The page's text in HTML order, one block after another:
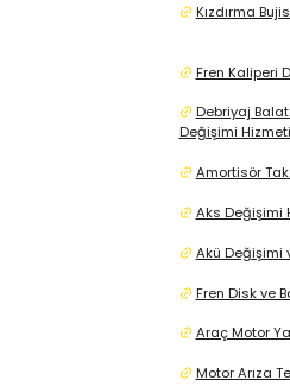
Kızdırma
Fren Kaliperi
Debriyaj
Değişimi Hizmeti
Amortisör
Aks Değişimi
Akü Değişimi
Fren Disk ve
Araç Motor
Motor Arıza